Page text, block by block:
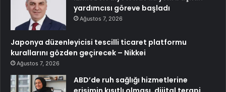
yardımcısı göreve başladı
Ağustos 7, 2026
Japonya düzenleyicisi tescilli ticaret platformu
kurallarını gözden geçirecek – Nikkei
Ağustos 7, 2026
ABD’de ruh sağlığı hizmetlerine